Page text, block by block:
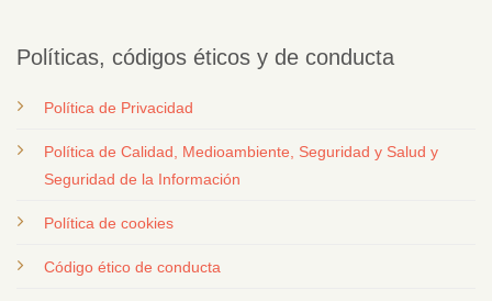
Políticas, códigos éticos y de conducta
Política de Privacidad
Política de Calidad, Medioambiente, Seguridad y Salud y
Seguridad de la Información
Política de cookies
Código ético de conducta